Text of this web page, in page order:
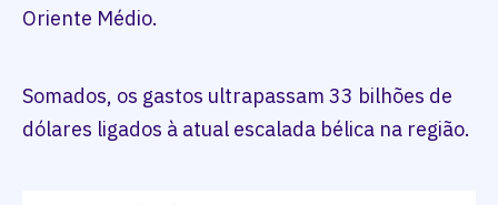
Oriente Médio.
Somados, os gastos ultrapassam 33 bilhões de
dólares ligados à atual escalada bélica na região.